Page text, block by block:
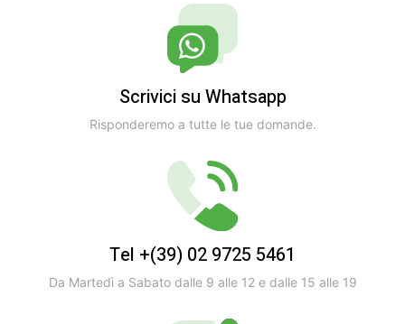
Scrivici su Whatsapp
Risponderemo a tutte le tue domande.
Tel +(39) 02 9725 5461
Da Martedì a Sabato dalle 9 alle 12 e dalle 15 alle 19